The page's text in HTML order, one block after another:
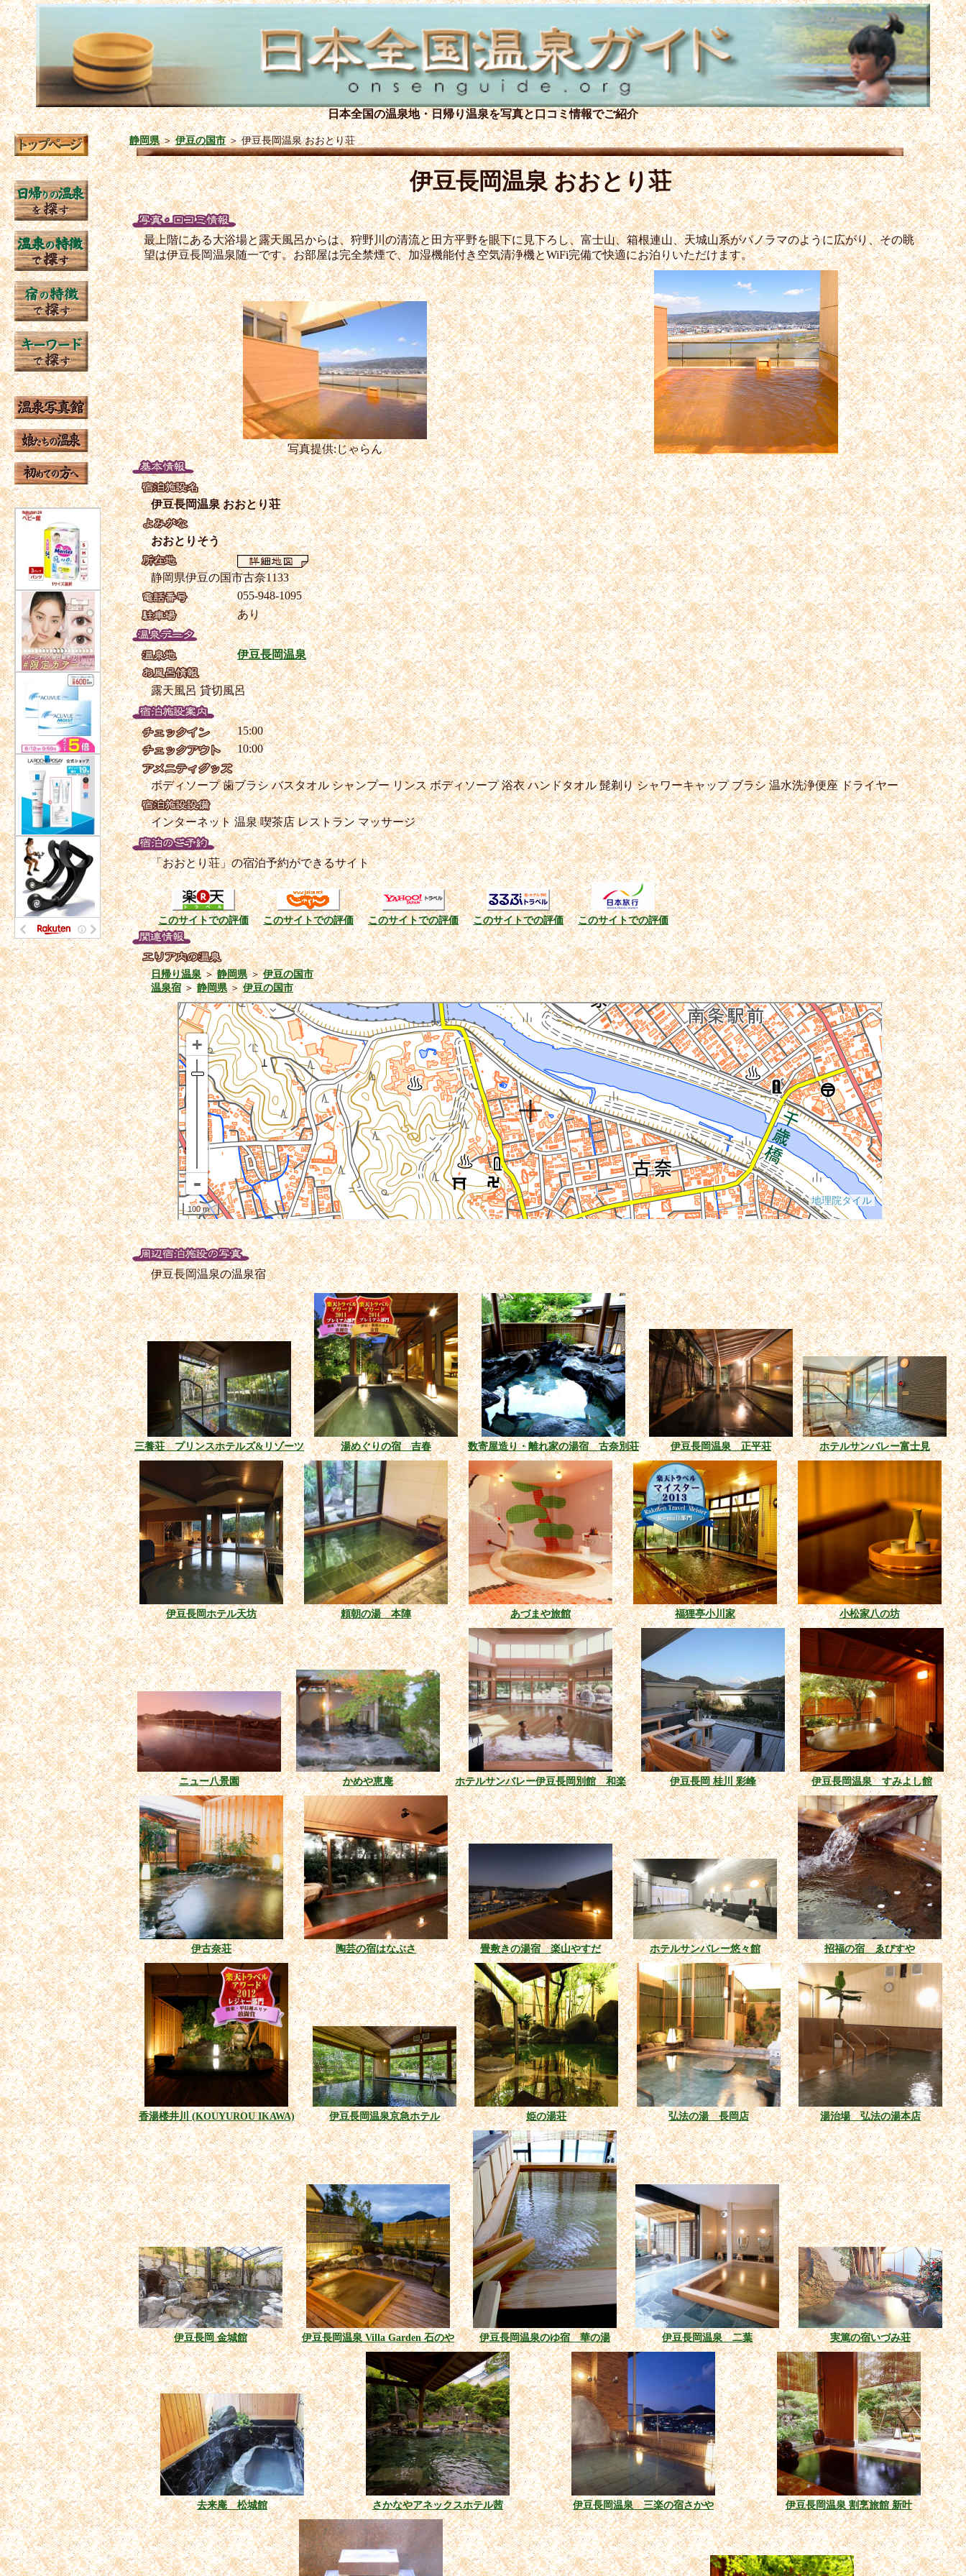
日本全国の温泉地・日帰り温泉を写真と口コミ情報でご紹介
静岡県＞伊豆の国市＞伊豆長岡温泉 おおとり荘
伊豆長岡温泉 おおとり荘
最上階にある大浴場と露天風呂からは、狩野川の清流と田方平野を眼下に見下ろし、富士山、箱根連山、天城山系がパノラマのように広がり、その眺
望は伊豆長岡温泉随一です。お部屋は完全禁煙で、加湿機能付き空気清浄機とWiFi完備で快適にお泊りいただけます。
写真提供:じゃらん
伊豆長岡温泉 おおとり荘
おおとりそう
静岡県伊豆の国市古奈1133
055-948-1095
あり
伊豆長岡温泉
露天風呂貸切風呂
15:00
10:00
ボディソープ歯ブラシバスタオルシャンプーリンスボディソープ浴衣ハンドタオル髭剃りシャワーキャップブラシ温水洗浄便座ドライヤー
インターネット温泉喫茶店レストランマッサージ
「おおとり荘」の宿泊予約ができるサイト
このサイトでの評価 このサイトでの評価 このサイトでの評価 このサイトでの評価 このサイトでの評価
日帰り温泉＞静岡県＞伊豆の国市
温泉宿＞静岡県＞伊豆の国市
伊豆長岡温泉の温泉宿
三養荘 プリンスホテルズ&リゾーツ 湯めぐりの宿 吉春 数寄屋造り・離れ家の湯宿 古奈別荘 伊豆長岡温泉 正平荘 ホテルサンバレー富士見
伊豆長岡ホテル天坊 頼朝の湯 本陣 あづまや旅館 福狸亭小川家 小松家八の坊
ニュー八景園 かめや恵庵 ホテルサンバレー伊豆長岡別館 和楽 伊豆長岡 桂川 彩峰 伊豆長岡温泉 すみよし館
伊古奈荘 陶芸の宿はなぶさ 畳敷きの湯宿 楽山やすだ ホテルサンバレー悠々館 招福の宿 ゑびすや
香湯楼井川 (KOUYUROU IKAWA) 伊豆長岡温泉京急ホテル 姫の湯荘 弘法の湯 長岡店 湯治場 弘法の湯本店
伊豆長岡 金城館 伊豆長岡温泉 Villa Garden 石のや 伊豆長岡温泉のゆ宿 華の湯 伊豆長岡温泉 二葉 実篤の宿いづみ荘
去来庵 松城館 さかなやアネックスホテル茜 伊豆長岡温泉 三楽の宿さかや 伊豆長岡温泉 割烹旅館 新叶